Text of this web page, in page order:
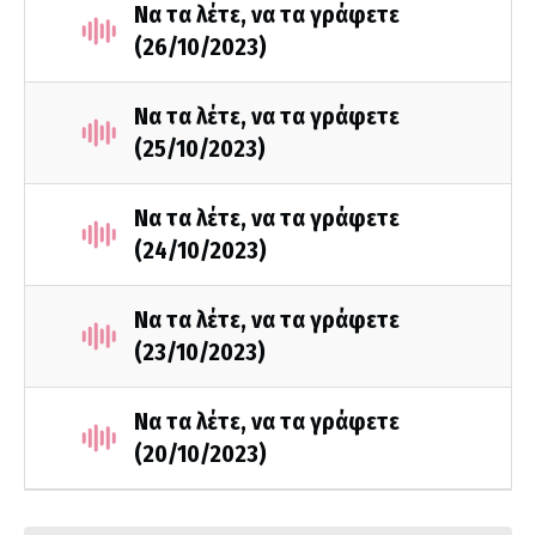
Να τα λέτε, να τα γράφετε
(26/10/2023)
Να τα λέτε, να τα γράφετε
(25/10/2023)
Να τα λέτε, να τα γράφετε
(24/10/2023)
Να τα λέτε, να τα γράφετε
(23/10/2023)
Να τα λέτε, να τα γράφετε
(20/10/2023)